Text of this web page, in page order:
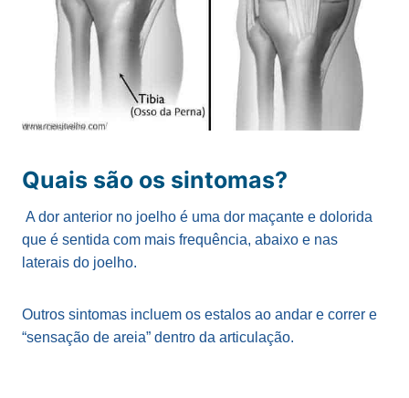
Quais são os sintomas?
A dor anterior no joelho é uma dor maçante e dolorida
que é sentida com mais frequência, abaixo e nas
laterais do joelho.
Outros sintomas incluem os estalos ao andar e correr e
“sensação de areia” dentro da articulação.